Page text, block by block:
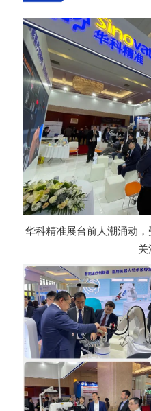
华科精准展台前人潮涌动
关